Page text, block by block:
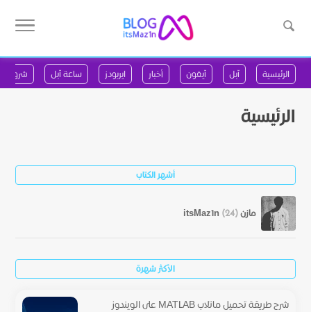
الرئيسية آبل آيفون أخبار ايربودز ساعة آبل شروحات
الرئيسية
أشهر الكتاب
مازن itsMaz1n(24)
الأكثر شهرة
شرح طريقة تحميل ماتلاب MATLAB على الويندوز